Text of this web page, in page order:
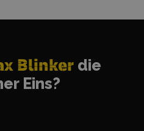
Blinker die
Eins?